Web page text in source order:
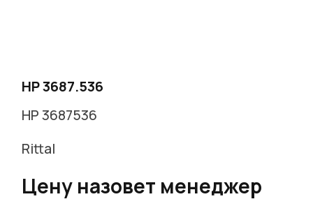
HP 3687.536
HP 3687536
Rittal
Цену назовет менеджер